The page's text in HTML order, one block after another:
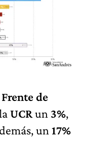
Frente de
UCRun 3%,
un 17%